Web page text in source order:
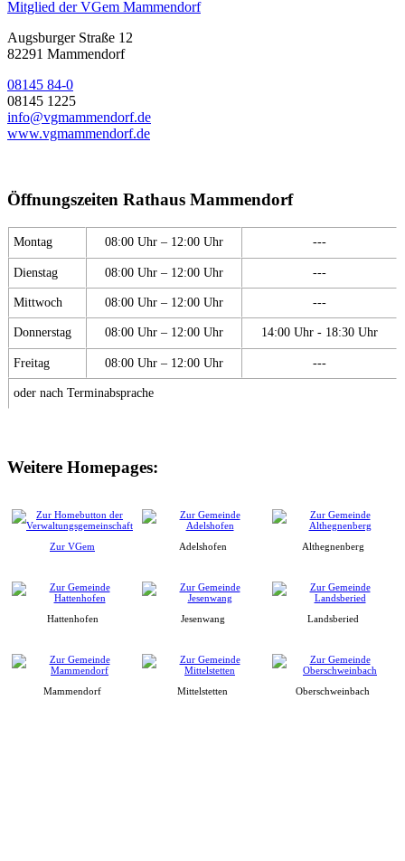
Mitglied der VGem Mammendorf
Augsburger Straße 12
82291 Mammendorf
08145 84-0
08145 1225
info@vgmammendorf.de
www.vgmammendorf.de
Öffnungszeiten Rathaus Mammendorf
Montag 08:00 Uhr – 12:00 Uhr ---
Dienstag 08:00 Uhr – 12:00 Uhr ---
Mittwoch 08:00 Uhr – 12:00 Uhr ---
Donnerstag 08:00 Uhr – 12:00 Uhr 14:00 Uhr - 18:30 Uhr
Freitag 08:00 Uhr – 12:00 Uhr ---
oder nach Terminabsprache
Weitere Homepages:
Zur VGem Adelshofen Althegnenberg
Hattenhofen Jesenwang Landsberied
Mammendorf Mittelstetten Oberschweinbach